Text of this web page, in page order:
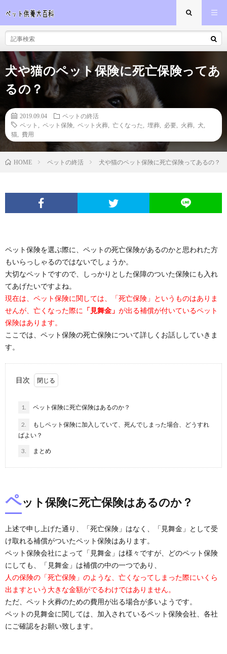
犬や猫のペット保険に死亡保険ってあ
るの？
2019.09.04
ペットの終活
ペット
ペット保険 ペット火葬 亡くなった 埋葬 必要 火葬 犬
猫
費用
HOME ペットの終活 犬や猫のペット保険に死亡保険ってあるの？
ペット保険を選ぶ際に、ペットの死亡保険があるのかと思われた方
もいらっしゃるのではないでしょうか。
大切なペットですので、しっかりとした保障のついた保険にも入れ
てあげたいですよね。
現在は、ペット保険に関しては、「死亡保険」というものはありま
せんが、亡くなった際に 「見舞金」 が出る補償が付いているペット
保険はあります。
ここでは、ペット保険の死亡保険について詳しくお話ししていきま
す。
目次
1. ペット保険に死亡保険はあるのか？
2.
もしペット保険に加入していて、死んでしまった場合、どうすれ
ばよい？
3. まとめ
ペット保険に死亡保険はあるのか？
上述で申し上げた通り、「死亡保険」はなく、「見舞金」として受
け取れる補償がついたペット保険はあります。
ペット保険会社によって「見舞金」は様々ですが、どのペット保険
にしても、「見舞金」は補償の中の一つであり、
人の保険の「死亡保険」のような、亡くなってしまった際にいくら
出ますという大きな金額がでるわけではありません。
ただ、ペット火葬のための費用が出る場合が多いようです。
ペットの見舞金に関しては、加入されているペット保険会社、各社
にご確認をお願い致します。